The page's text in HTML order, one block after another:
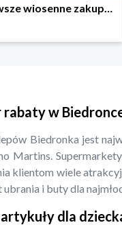
Pierwsze wiosenne zakupy -20%
rabaty w
Biedronka jest
Martins.
klientom wiele
ubrania i buty dla
dla